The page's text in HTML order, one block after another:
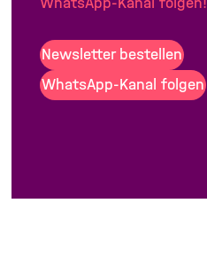
Mail
Newsletter bestellen
WhatsApp-Kanal folgen